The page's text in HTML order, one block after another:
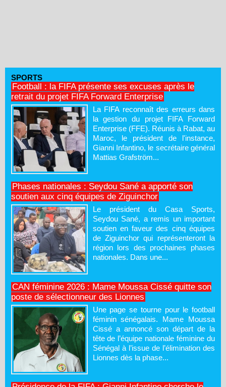
SPORTS
Football : la FIFA présente ses excuses après le
retrait du projet FIFA Forward Enterprise
La FIFA reconnaît des erreurs dans
la gestion du projet FIFA Forward
Enterprise (FFE). Réunis à Rabat, au
Maroc, le président de l'instance,
Gianni Infantino, le secrétaire général
Mattias Grafström...
Phases nationales : Seydou Sané a apporté son
soutien aux cinq équipes de Ziguinchor
Le président du Casa Sports,
Seydou Sané, a remis un important
soutien en faveur des cinq équipes
de Ziguinchor qui représenteront la
région lors des prochaines phases
nationales. Dans une...
CAN féminine 2026 : Mame Moussa Cissé quitte son
poste de sélectionneur des Lionnes
Une page se tourne pour le football
féminin sénégalais. Mame Moussa
Cissé a annoncé son départ de la
tête de l’équipe nationale féminine du
Sénégal à l’issue de l’élimination des
Lionnes dès la phase...